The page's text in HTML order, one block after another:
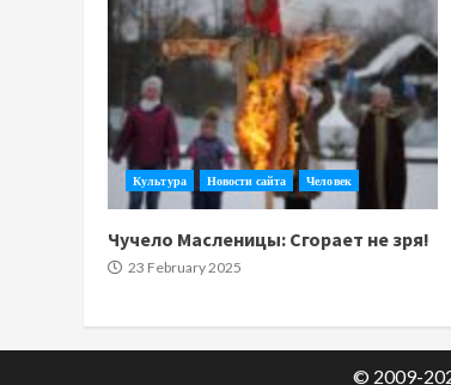
Культура Новости сайта Человек
Чучело Масленицы: Сгорает не зря!
23 February 2025
© 2009-